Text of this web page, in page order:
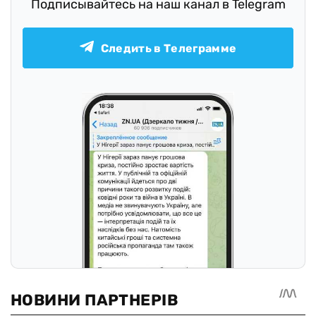
Подписывайтесь на наш канал в Telegram
Следить в Телеграмме